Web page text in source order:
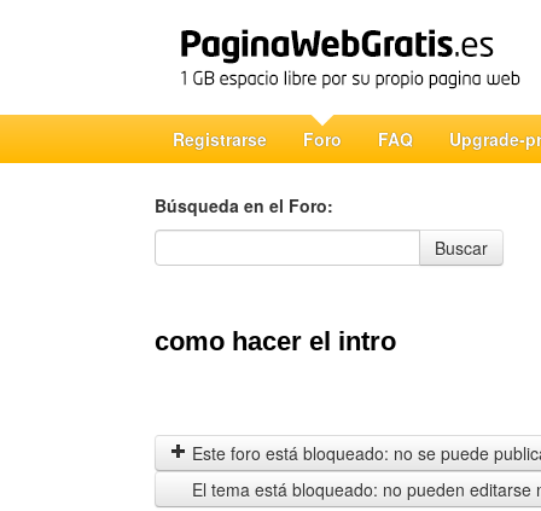
Registrarse Foro FAQ Upgrade-
Búsqueda en el Foro:
Búsqueda en el Foro
Buscar
como hacer el intro
Este foro está bloqueado: no se puede
El tema está bloqueado: no pueden editarse